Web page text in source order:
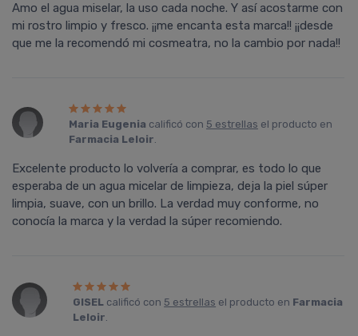
Amo el agua miselar, la uso cada noche. Y así­ acostarme con
mi rostro limpio y fresco. ¡¡me encanta esta marca!! ¡¡desde
que me la recomendó mi cosmeatra, no la cambio por nada!!
Maria Eugenia calificó con 5 estrellas el producto en
Farmacia Leloir.
Excelente producto lo volverí­a a comprar, es todo lo que
esperaba de un agua micelar de limpieza, deja la piel súper
limpia, suave, con un brillo. La verdad muy conforme, no
conocí­a la marca y la verdad la súper recomiendo.
GISEL calificó con 5 estrellas el producto en Farmacia
Leloir.